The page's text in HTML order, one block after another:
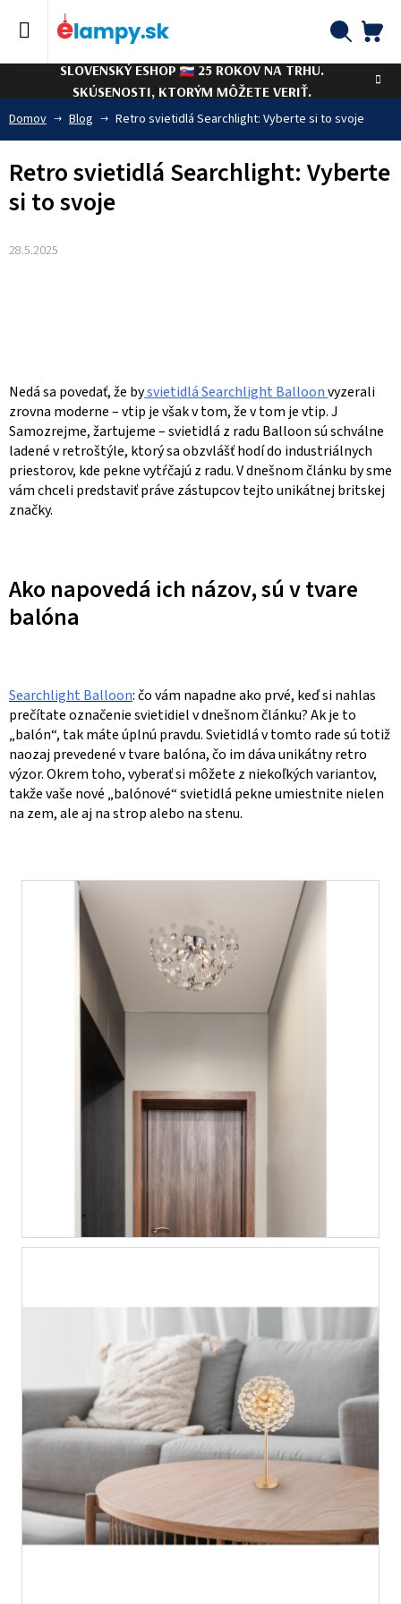
SLOVENSKÝ ESHOP
25 ROKOV NA TRHU.
SKÚSENOSTI, KTORÝM MÔŽETE VERIŤ.
Domov Blog Retro svietidlá Searchlight: Vyberte si to svoje
Retro svietidlá Searchlight: Vyberte
si to svoje
28.5.2025
Nedá sa povedať, že bysvietidlá Searchlight Balloonvyzerali
zrovna moderne – vtip je však v tom, že v tom je vtip. J
Samozrejme, žartujeme – svietidlá z radu Balloon sú schválne
ladené v retroštýle, ktorý sa obzvlášť hodí do industriálnych
priestorov, kde pekne vytŕčajú z radu. V dnešnom článku by sme
vám chceli predstaviť práve zástupcov tejto unikátnej britskej
značky.
Ako napovedá ich názov, sú v tvare
balóna
Searchlight Balloon: čo vám napadne ako prvé, keď si nahlas
prečítate označenie svietidiel v dnešnom článku? Ak je to
„balón“, tak máte úplnú pravdu. Svietidlá v tomto rade sú totiž
naozaj prevedené v tvare balóna, čo im dáva unikátny retro
výzor. Okrem toho, vyberať si môžete z niekoľkých variantov,
takže vaše nové „balónové“ svietidlá pekne umiestnite nielen
na zem, ale aj na strop alebo na stenu.